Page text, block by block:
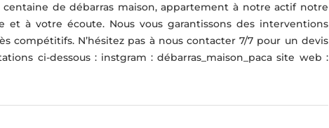
centaine de débarras maison, appartement à notre actif notre
à votre écoute. Nous vous garantissons des interventions
compétitifs. N’hésitez pas à nous contacter 7/7 pour un devis
ci-dessous : instgram : débarras_maison_paca site web :